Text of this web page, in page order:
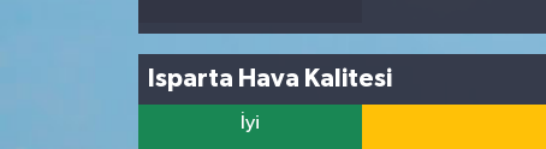
Isparta Hava Kalitesi
İyi